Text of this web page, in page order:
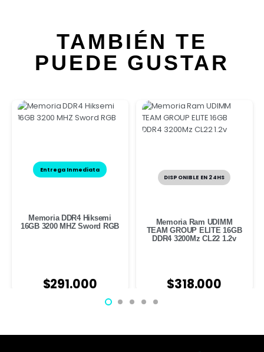
TAMBIÉN TE
PUEDE GUSTAR
Entrega Inmediata
Memoria DDR4 Hiksemi
16GB 3200 MHZ Sword RGB
$291.000
DISPONIBLE EN 24HS
Memoria Ram UDIMM
TEAM GROUP ELITE 16GB
DDR4 3200Mz CL22 1.2v
$318.000